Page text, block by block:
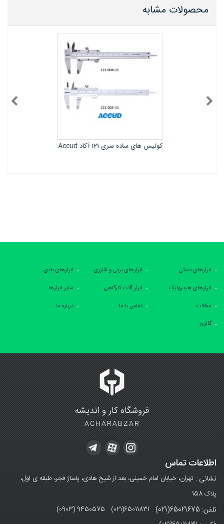
محصولات مشابه
کولیس‌ های ساده سری 121 آکاد Accud
ابزارهای دستی ابزارهای برقی و شارژی
ابزارهای بادی
ابزارهای هیدرولیک
ابزار آلات کارگاهی
سایر ابزارها
مقالات
تماس با ما
درباره ما
گالری
فروشگاه کار و اندیشه
ACHARABZAR
اطلاعات تماس
نشانی :تهران، خیابان امام خمینی، بعد از شیخ هادی، پاساژ فجر، طبقه ی اول،
پلاک 158
تلفن: 65021675(021) (0903) 9450575 (021)65011831